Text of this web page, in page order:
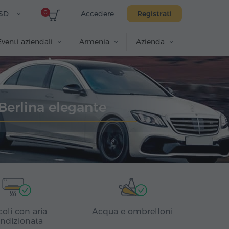
Accedere Registrati
0
aziendali Armenia Azienda
elegante
con aria
Acqua e ombrelloni